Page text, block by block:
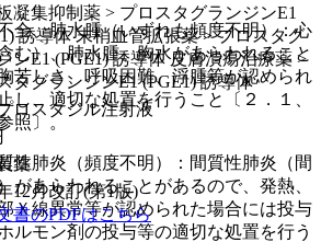
全、肺水腫（いずれも頻度不明）：心
む）、肺水腫、胸水があらわれること
苦しさ、呼吸困難、浮腫等が認められ
し、適切な処置を行うこと〔２．１、
照〕。
性肺炎（頻度不明）：間質性肺炎（間
があらわれることがあるので、発熱、
Ｘ線異常等が認められた場合には投与
ルモン剤の投与等の適切な処置を行う
凝集抑制薬 > プロスタグランジンE1
誘導体 末梢血管拡張薬 > プロスタグ
ンE1 (PGE1) 誘導体 皮膚潰瘍治療薬 >
タグランジンE1 (PGE1) 誘導体
ロスタジル注射液
薬
12月改訂(第1版)
書のPDFはこちら